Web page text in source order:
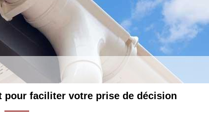
à Frontenac en cas d’urgence